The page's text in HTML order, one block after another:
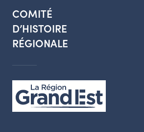
COMITÉ
D’HISTOIRE
RÉGIONALE